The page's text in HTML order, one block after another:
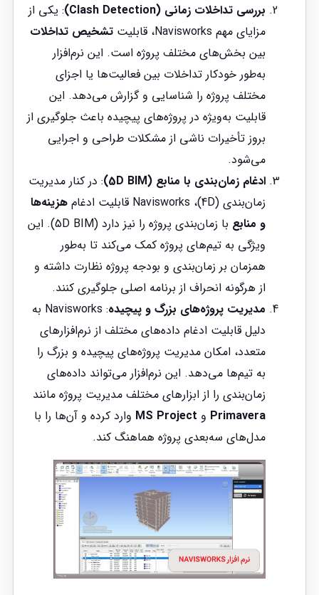
بررسی تداخلات زمانی (Clash Detection)
: یکی از
مزایای مهم Navisworks، قابلیت
تشخیص تداخلات
بین بخش‌های مختلف پروژه است. این نرم‌افزار
به‌طور خودکار تداخلات بین فعالیت‌ها یا اجزای
مختلف پروژه را شناسایی و گزارش می‌دهد. این
قابلیت به‌ویژه در پروژه‌های پیچیده باعث جلوگیری از
بروز تأخیرات ناشی از مشکلات طراحی و اجرایی
می‌شود.
ادغام زمان‌بندی با منابع (5D BIM)
: در کنار مدیریت
زمان‌بندی (4D)، Navisworks قابلیت ادغام
هزینه‌ها
و منابع
با زمان‌بندی پروژه را نیز دارد (5D BIM). این
ویژگی به تیم‌های پروژه کمک می‌کند تا به‌طور
همزمان بر زمان‌بندی و بودجه پروژه نظارت داشته و
از هرگونه انحراف از برنامه اصلی جلوگیری کنند.
مدیریت پروژه‌های بزرگ و پیچیده
: Navisworks به
دلیل قابلیت ادغام داده‌های مختلف از نرم‌افزارهای
متعدد، امکان مدیریت پروژه‌های پیچیده و بزرگ را
به تیم‌ها می‌دهد. این نرم‌افزار می‌تواند داده‌های
زمان‌بندی را از ابزارهای مختلف مدیریت پروژه مانند
Primavera و MS Project وارد کرده و آن‌ها را با
مدل‌های سه‌بعدی پروژه هماهنگ کند.